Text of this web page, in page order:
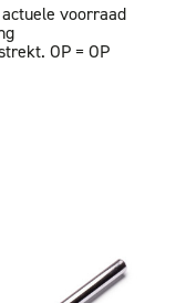
voorraad
OP = OP